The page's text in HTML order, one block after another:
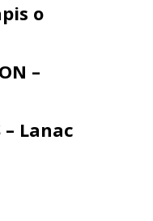
o
–
– Lanac